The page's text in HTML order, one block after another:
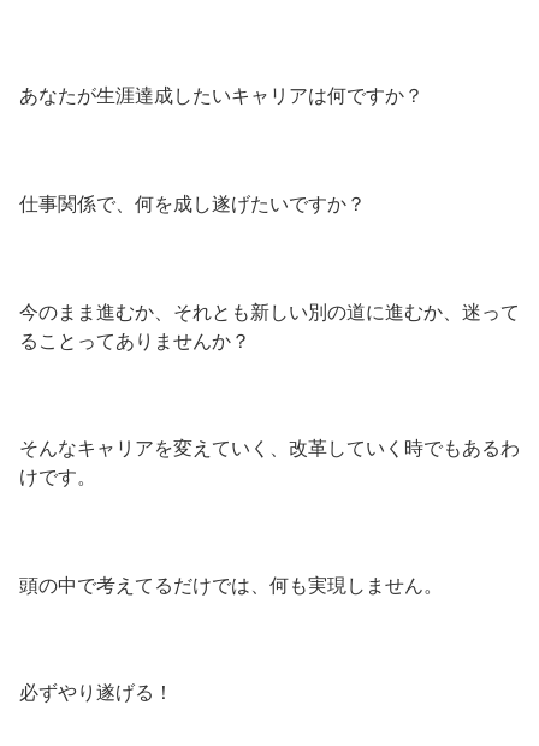
あなたが生涯達成したいキャリアは何ですか？
仕事関係で、何を成し遂げたいですか？
今のまま進むか、それとも新しい別の道に進むか、迷って
ることってありませんか？
そんなキャリアを変えていく、改革していく時でもあるわ
けです。
頭の中で考えてるだけでは、何も実現しません。
必ずやり遂げる！